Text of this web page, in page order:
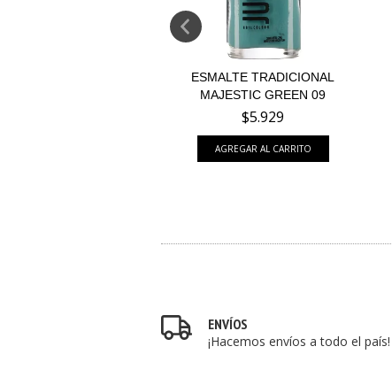
ESMALTE TRADICIONAL
MAJESTIC GREEN 09
$5.929
ENVÍOS
¡Hacemos envíos a todo el país!